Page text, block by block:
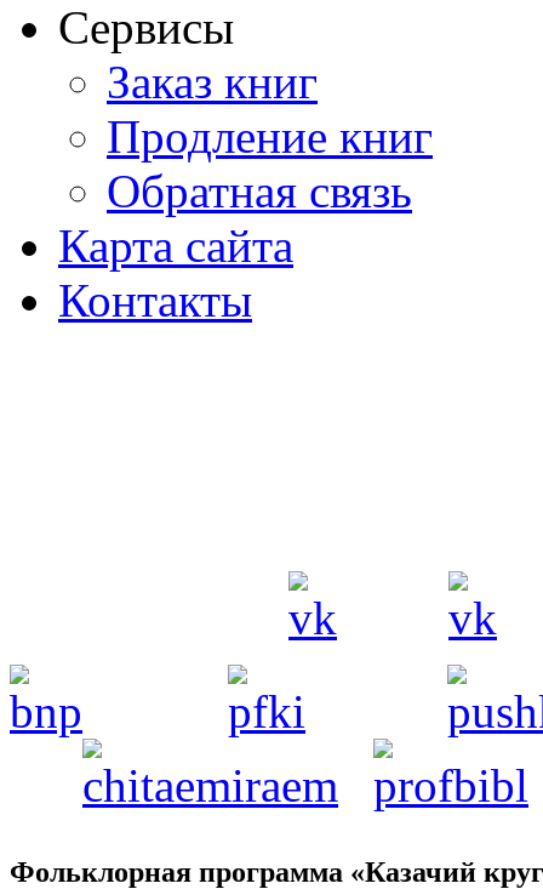
Сервисы
Заказ книг
Продление книг
Обратная связь
Карта сайта
Контакты
Фольклорная программа «Казачий